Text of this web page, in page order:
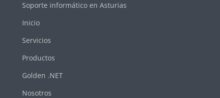
Soporte informático en Asturias
Inicio
Servicios
Productos
Golden .NET
Nosotros